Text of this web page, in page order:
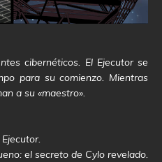
cibernéticos. El Ejecutor se
para su comienzo. Mientras
a su «maestro».
el secreto de Cylo revelado.